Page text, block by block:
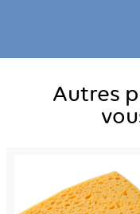
Autres